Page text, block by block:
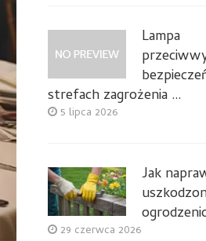
Lampa
strefach zagrożenia …
5 lipca 2026
Jak
29 czerwca 2026